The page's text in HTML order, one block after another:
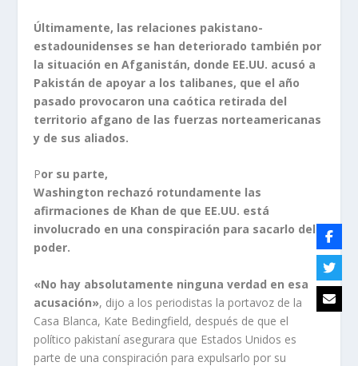
Últimamente, las relaciones pakistano-
estadounidenses se han deteriorado también por
la situación en Afganistán, donde EE.UU. acusó a
Pakistán de apoyar a los talibanes, que el año
pasado provocaron una caótica retirada del
territorio afgano de las fuerzas norteamericanas
y de sus aliados.
Por su parte,
Washington rechazó rotundamente las
afirmaciones de Khan de que EE.UU. está
involucrado en una conspiración para sacarlo del
poder.
«No hay absolutamente ninguna verdad en esa
acusación», dijo a los periodistas la portavoz de la
Casa Blanca, Kate Bedingfield, después de que el
político pakistaní asegurara que Estados Unidos es
parte de una conspiración para expulsarlo por su